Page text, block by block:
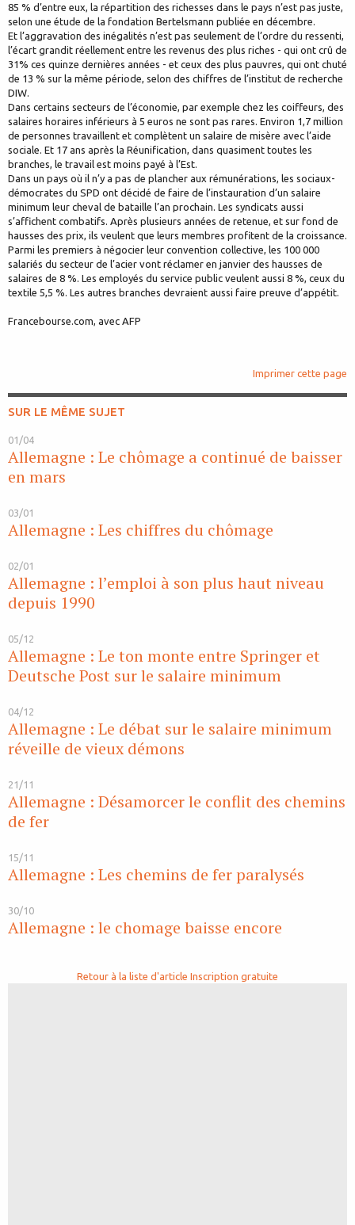
85 % d’entre eux, la répartition des richesses dans le pays n’est pas juste,
selon une étude de la fondation Bertelsmann publiée en décembre.
Et l’aggravation des inégalités n’est pas seulement de l’ordre du ressenti,
l’écart grandit réellement entre les revenus des plus riches - qui ont crû de
31% ces quinze dernières années - et ceux des plus pauvres, qui ont chuté
de 13 % sur la même période, selon des chiffres de l’institut de recherche
DIW.
Dans certains secteurs de l’économie, par exemple chez les coiffeurs, des
salaires horaires inférieurs à 5 euros ne sont pas rares. Environ 1,7 million
de personnes travaillent et complètent un salaire de misère avec l’aide
sociale. Et 17 ans après la Réunification, dans quasiment toutes les
branches, le travail est moins payé à l’Est.
Dans un pays où il n’y a pas de plancher aux rémunérations, les sociaux-
démocrates du SPD ont décidé de faire de l’instauration d’un salaire
minimum leur cheval de bataille l’an prochain. Les syndicats aussi
s’affichent combatifs. Après plusieurs années de retenue, et sur fond de
hausses des prix, ils veulent que leurs membres profitent de la croissance.
Parmi les premiers à négocier leur convention collective, les 100 000
salariés du secteur de l’acier vont réclamer en janvier des hausses de
salaires de 8 %. Les employés du service public veulent aussi 8 %, ceux du
textile 5,5 %. Les autres branches devraient aussi faire preuve d’appétit.
Francebourse.com, avec AFP
Imprimer cette page
SUR LE MÊME SUJET
01/04
Allemagne : Le chômage a continué de baisser
en mars
03/01
Allemagne : Les chiffres du chômage
02/01
Allemagne : l’emploi à son plus haut niveau
depuis 1990
05/12
Allemagne : Le ton monte entre Springer et
Deutsche Post sur le salaire minimum
04/12
Allemagne : Le débat sur le salaire minimum
réveille de vieux démons
21/11
Allemagne : Désamorcer le conflit des chemins
de fer
15/11
Allemagne : Les chemins de fer paralysés
30/10
Allemagne : le chomage baisse encore
Retour à la liste d'article Inscription gratuite